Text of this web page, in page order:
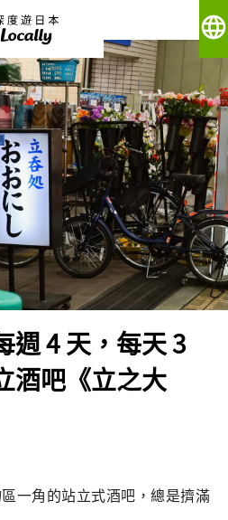
language
週 4 天，每天 3
酒吧《立之大
一角的站立式酒吧，總是擠滿